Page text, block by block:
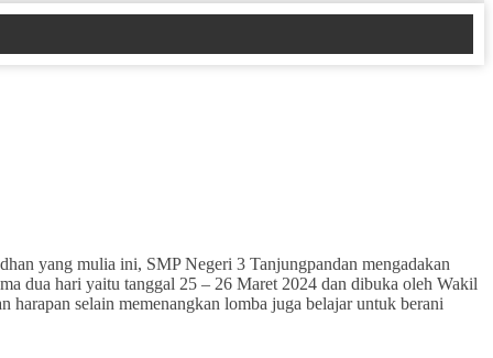
yang mulia ini, SMP Negeri 3 Tanjungpandan mengadakan
dua hari yaitu tanggal 25 – 26 Maret 2024 dan dibuka oleh Wakil
harapan selain memenangkan lomba juga belajar untuk berani